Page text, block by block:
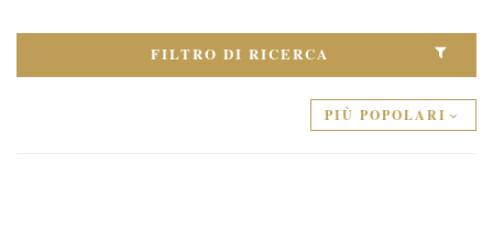
FILTRO DI RICERCA
PIÙ POPOLARI